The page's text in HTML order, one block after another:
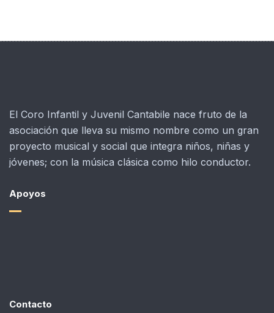
El Coro Infantil y Juvenil Cantabile nace fruto de la
asociación que lleva su mismo nombre como un gran
proyecto musical y social que integra niños, niñas y
jóvenes; con la música clásica como hilo conductor.
Apoyos
Contacto